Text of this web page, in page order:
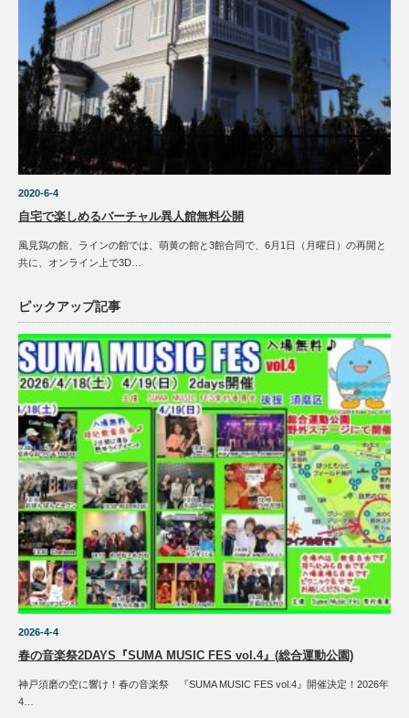
2020-6-4
自宅で楽しめるバーチャル異人館無料公開
風見鶏の館、ラインの館では、萌黄の館と3館合同で、6月1日（月曜日）の再開と
共に、オンライン上で3D…
ピックアップ記事
2026-4-4
春の音楽祭2DAYS『SUMA MUSIC FES vol.4』(総合運動公園)
神戸須磨の空に響け！春の音楽祭 『SUMA MUSIC FES vol.4』開催決定！2026年
4…